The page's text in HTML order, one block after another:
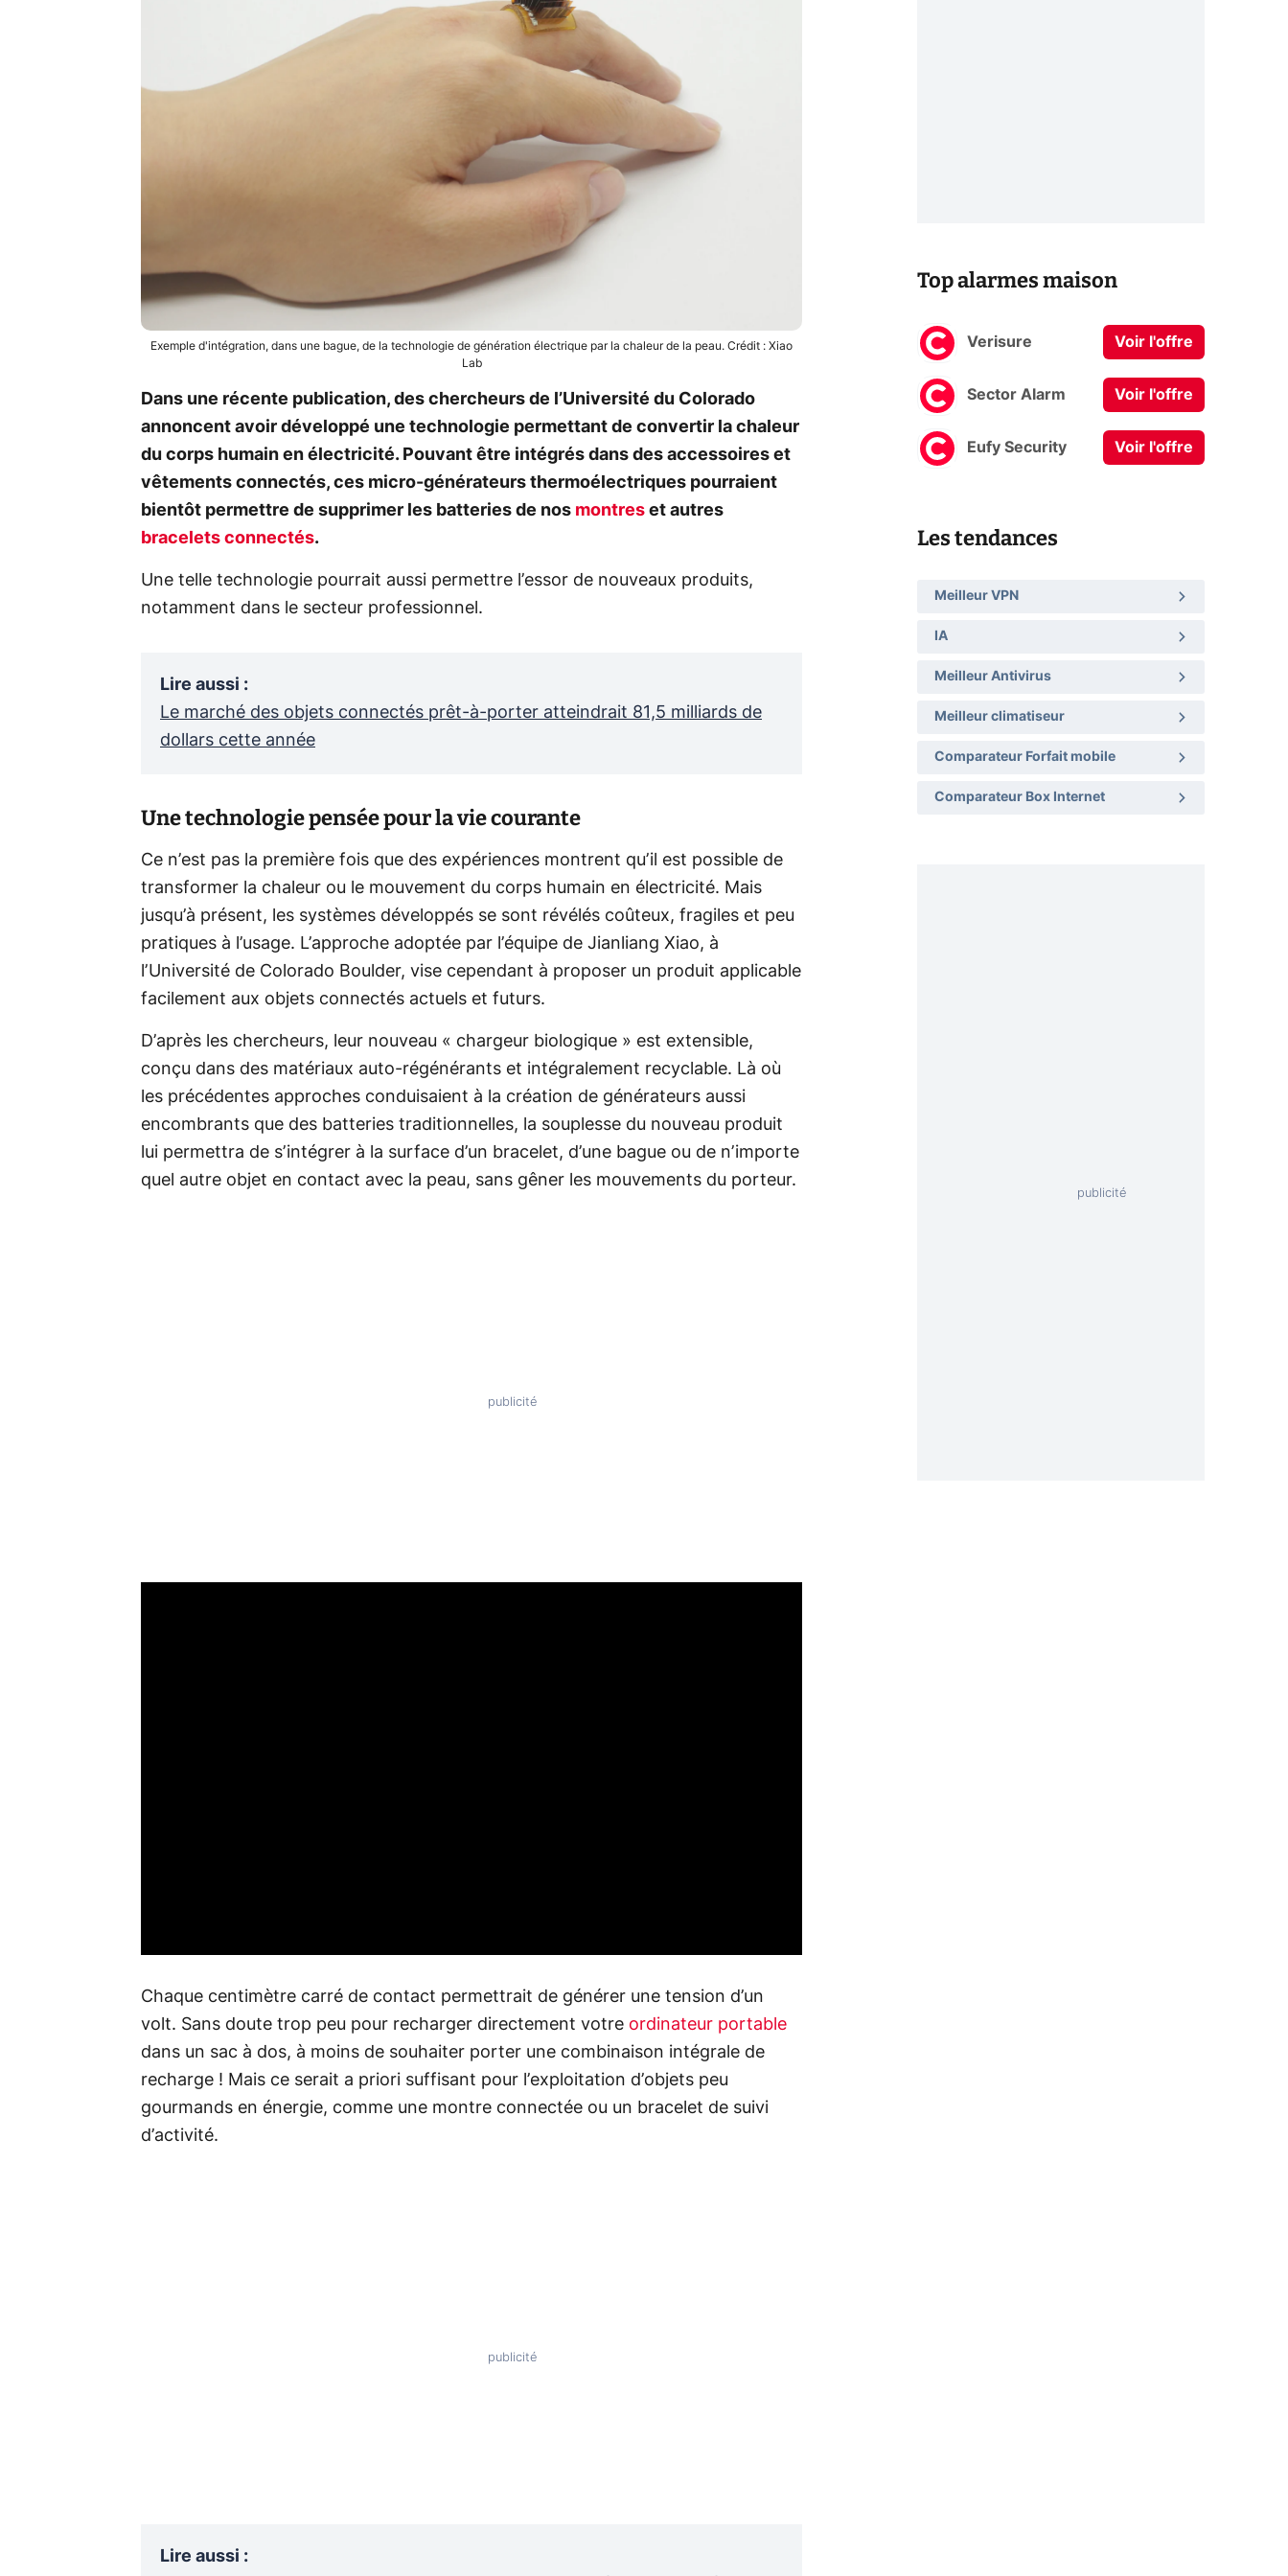
Exemple d'intégration, dans une bague, de la technologie de génération électrique par la chaleur de la peau. Crédit : Xiao
Lab
Dans une récente publication, des chercheurs de l’Université du Colorado
annoncent avoir développé une technologie permettant de convertir la chaleur
du corps humain en électricité. Pouvant être intégrés dans des accessoires et
vêtements connectés, ces micro-générateurs thermoélectriques pourraient
bientôt permettre de supprimer les batteries de nos montres et autres
bracelets connectés.
Une telle technologie pourrait aussi permettre l’essor de nouveaux produits,
notamment dans le secteur professionnel.
Lire aussi :
Le marché des objets connectés prêt-à-porter atteindrait 81,5 milliards de
dollars cette année
Une technologie pensée pour la vie courante
Ce n’est pas la première fois que des expériences montrent qu’il est possible de
transformer la chaleur ou le mouvement du corps humain en électricité. Mais
jusqu’à présent, les systèmes développés se sont révélés coûteux, fragiles et peu
pratiques à l’usage. L’approche adoptée par l’équipe de Jianliang Xiao, à
l’Université de Colorado Boulder, vise cependant à proposer un produit applicable
facilement aux objets connectés actuels et futurs.
D’après les chercheurs, leur nouveau « chargeur biologique » est extensible,
conçu dans des matériaux auto-régénérants et intégralement recyclable. Là où
les précédentes approches conduisaient à la création de générateurs aussi
encombrants que des batteries traditionnelles, la souplesse du nouveau produit
lui permettra de s’intégrer à la surface d’un bracelet, d’une bague ou de n’importe
quel autre objet en contact avec la peau, sans gêner les mouvements du porteur.
Chaque centimètre carré de contact permettrait de générer une tension d’un
volt. Sans doute trop peu pour recharger directement votre ordinateur portable
dans un sac à dos, à moins de souhaiter porter une combinaison intégrale de
recharge ! Mais ce serait a priori suffisant pour l’exploitation d’objets peu
gourmands en énergie, comme une montre connectée ou un bracelet de suivi
d’activité.
Lire aussi :
Top alarmes maison
Verisure Voir l'offre
Sector Alarm Voir l'offre
Eufy Security Voir l'offre
Les tendances
Meilleur VPN
IA
Meilleur Antivirus
Meilleur climatiseur
Comparateur Forfait mobile
Comparateur Box Internet